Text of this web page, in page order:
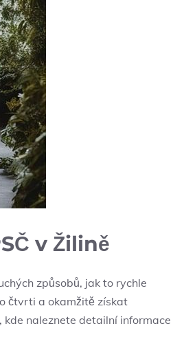
v Žilině
způsobů, jak to rychle
čtvrti a okamžitě získat
naleznete detailní informace